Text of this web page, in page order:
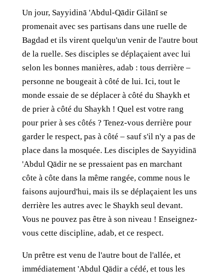
Un jour, Sayyidinā 'Abdul-Qādir Gilānī se
promenait avec ses partisans dans une ruelle de
Bagdad et ils virent quelqu'un venir de l'autre bout
de la ruelle. Ses disciples se déplaçaient avec lui
selon les bonnes manières, adab : tous derrière –
personne ne bougeait à côté de lui. Ici, tout le
monde essaie de se déplacer à côté du Shaykh et
de prier à côté du Shaykh ! Quel est votre rang
pour prier à ses côtés ? Tenez-vous derrière pour
garder le respect, pas à côté – sauf s'il n'y a pas de
place dans la mosquée. Les disciples de Sayyidinā
'Abdul Qādir ne se pressaient pas en marchant
côte à côte dans la même rangée, comme nous le
faisons aujourd'hui, mais ils se déplaçaient les uns
derrière les autres avec le Shaykh seul devant.
Vous ne pouvez pas être à son niveau ! Enseignez-
vous cette discipline, adab, et ce respect.
Un prêtre est venu de l'autre bout de l'allée, et
immédiatement 'Abdul Qādir a cédé, et tous les